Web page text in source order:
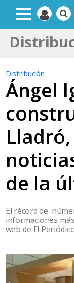
Distribución
Ángel
de la
El récord del
informaciones
web de El